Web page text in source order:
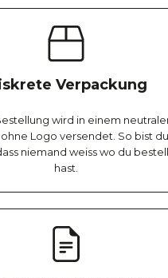
Verpackung
wird in einem
Logo versendet. So bist du
niemand weiss wo du
hast.